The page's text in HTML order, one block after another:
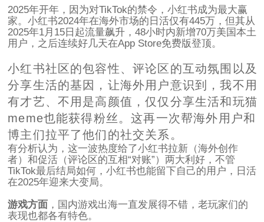
2025年开年，因为对TikTok的禁令，小红书成为最大赢
家。小红书2024年在海外市场的日活仅有445万，但其从
2025年1月15日起流量飙升，48小时内新增70万美国本土
用户，之后连续好几天在App Store免费版登顶。
小红书社区的包容性、评论区的互动氛围以及
分享生活的基因，让海外用户意识到，我不用
有才艺、不用是高颜值，仅仅分享生活和玩猫
meme也能获得粉丝。这再一次帮海外用户和
博主们拉平了他们的社交关系。
有分析认为，这一波热度给了小红书拉新（海外创作
者）和促活（评论区的互相“对账”）两大利好，不管
TikTok最后结局如何，小红书也能留下自己的用户，日活
在2025年迎来大变局。
游戏方面 ，国内游戏出海一直发展得不错，老玩家们的
表现也都各有特色。